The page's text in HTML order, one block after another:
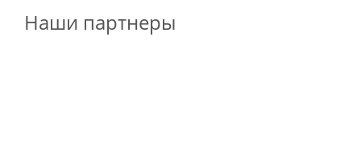
Наши партнеры